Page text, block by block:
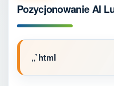
Pozycjonowanie AI
„`html